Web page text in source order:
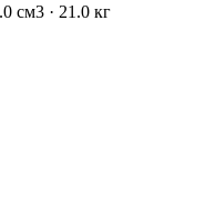
см3 · 21.0 кг